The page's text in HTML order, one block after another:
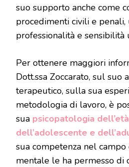
suo supporto anche come
procedimenti civili e penali,
professionalità e sensibilità
Per ottenere maggiori
Dott.ssa Zoccarato, sul suo
terapeutico, sulla sua
metodologia di lavoro, è
sua psicopatologia
dell’adolescente e
sua competenza nel
mentale le ha permesso di